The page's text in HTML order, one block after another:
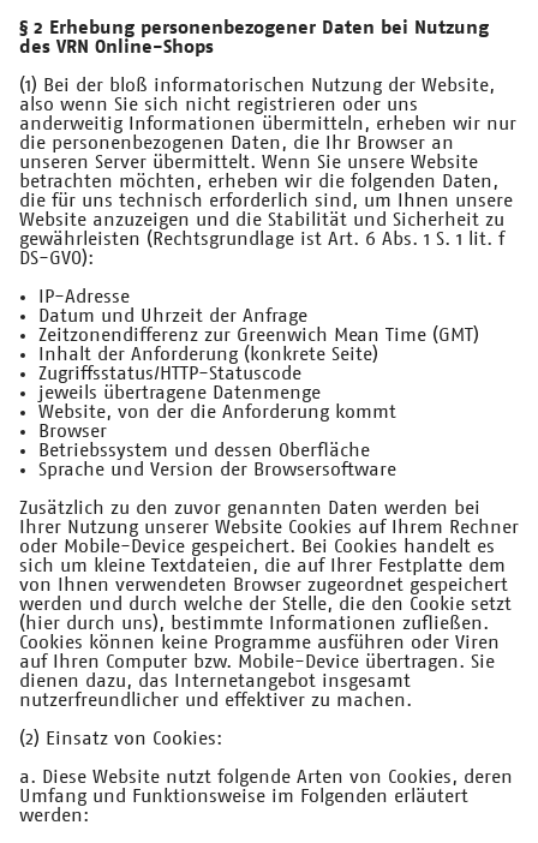
§ 2 Erhebung personenbezogener Daten bei Nutzung
des VRN Online-Shops
(1) Bei der bloß informatorischen Nutzung der Website,
also wenn Sie sich nicht registrieren oder uns
anderweitig Informationen übermitteln, erheben wir nur
die personenbezogenen Daten, die Ihr Browser an
unseren Server übermittelt. Wenn Sie unsere Website
betrachten möchten, erheben wir die folgenden Daten,
die für uns technisch erforderlich sind, um Ihnen unsere
Website anzuzeigen und die Stabilität und Sicherheit zu
gewährleisten (Rechtsgrundlage ist Art. 6 Abs. 1 S. 1 lit. f
DS-GVO):
IP-Adresse
Datum und Uhrzeit der Anfrage
Zeitzonendifferenz zur Greenwich Mean Time (GMT)
Inhalt der Anforderung (konkrete Seite)
Zugriffsstatus/HTTP-Statuscode
jeweils übertragene Datenmenge
Website, von der die Anforderung kommt
Browser
Betriebssystem und dessen Oberfläche
Sprache und Version der Browsersoftware
Zusätzlich zu den zuvor genannten Daten werden bei
Ihrer Nutzung unserer Website Cookies auf Ihrem Rechner
oder Mobile-Device gespeichert. Bei Cookies handelt es
sich um kleine Textdateien, die auf Ihrer Festplatte dem
von Ihnen verwendeten Browser zugeordnet gespeichert
werden und durch welche der Stelle, die den Cookie setzt
(hier durch uns), bestimmte Informationen zufließen.
Cookies können keine Programme ausführen oder Viren
auf Ihren Computer bzw. Mobile-Device übertragen. Sie
dienen dazu, das Internetangebot insgesamt
nutzerfreundlicher und effektiver zu machen.
(2) Einsatz von Cookies:
a. Diese Website nutzt folgende Arten von Cookies, deren
Umfang und Funktionsweise im Folgenden erläutert
werden: